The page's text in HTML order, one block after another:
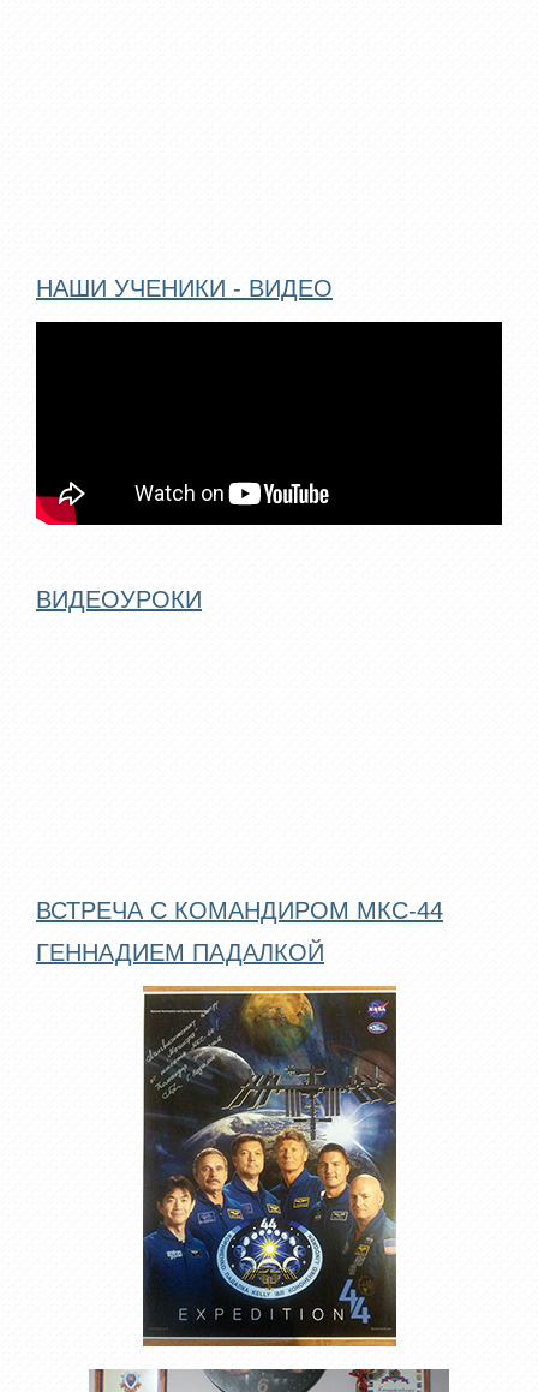
НАШИ УЧЕНИКИ - ВИДЕО
ВИДЕОУРОКИ
ВСТРЕЧА С КОМАНДИРОМ МКС-44
ГЕННАДИЕМ ПАДАЛКОЙ